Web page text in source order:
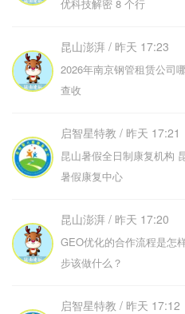
优科技解密 8 个行
昆山澎湃 / 昨天 17:23
2026年南京钢管租赁公司
查收
启智星特教 / 昨天 17:21
昆山暑假全日制康复机构
暑假康复中心
昆山澎湃 / 昨天 17:20
GEO优化的合作流程是怎
步该做什么？
启智星特教 / 昨天 17:12